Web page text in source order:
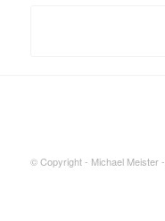
© Copyright - Michael Meister -